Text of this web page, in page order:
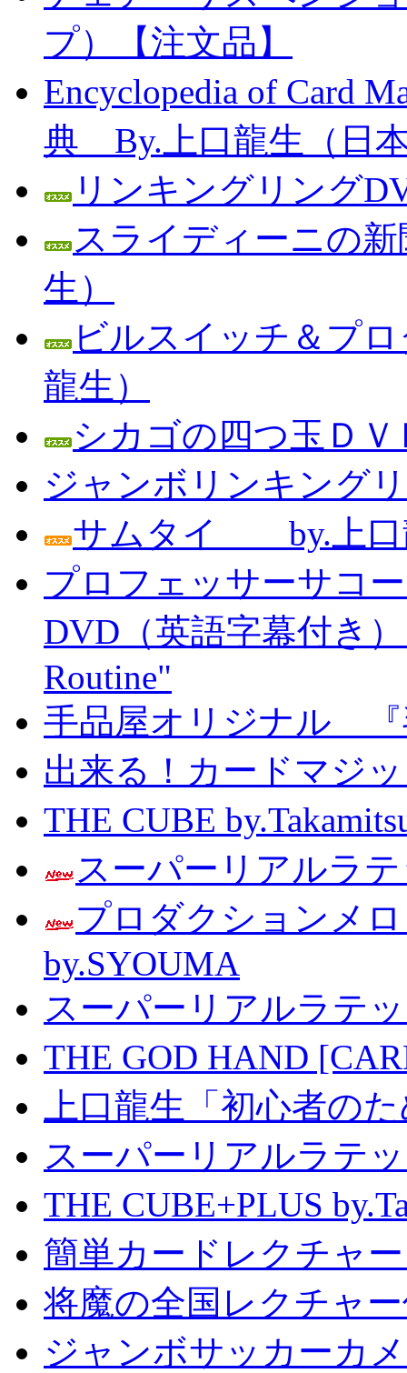
プ）【注文品】
Encyclopedia of Card
典 By.上口龍生（日
リンキングリング
スライディーニの
生）
ビルスイッチ＆プ
龍生）
シカゴの四つ玉Ｄ
ジャンボリンキング
サムタイ by.上口
プロフェッサーサコ
DVD（英語字幕付き
Routine"
手品屋オリジナル 『
出来る！カードマジ
THE CUBE
スーパーリアルラ
プロダクションメ
by.SYOUMA
スーパーリアルラテ
THE GOD HAND
上口龍生「初心者の
スーパーリアルラテ
THE CUBE+PLUS
簡単カードレクチャ
将魔の全国レクチャ
ジャンボサッカーカ